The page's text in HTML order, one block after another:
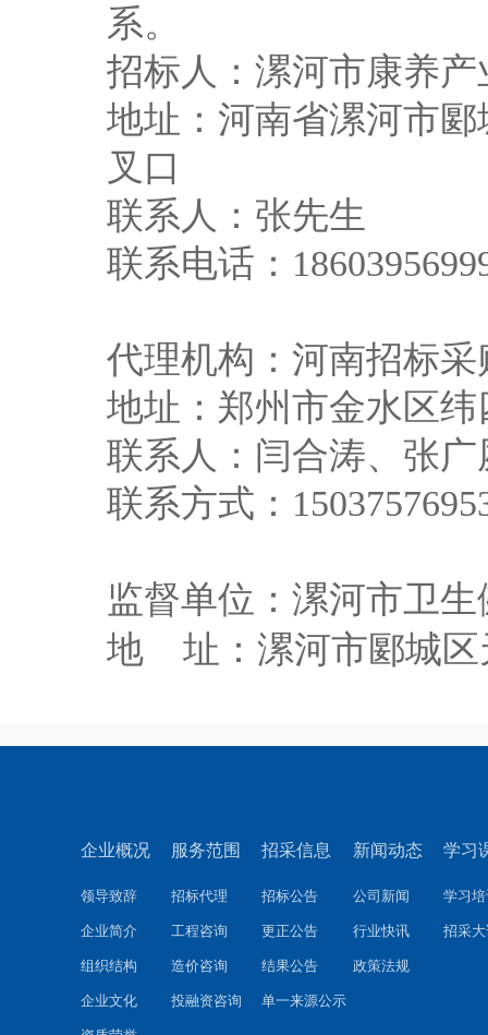
系。
招标人：漯河市康养
地址：河南省漯河市
叉口
联系人：张先生
联系电话 ：
代理机构：河南招标
地址：郑州市金水区纬
联系人：闫合涛、张
联系方式 ： 1503757695
监督单位：漯河市卫
地
址：漯河市郾城
企业概况
领导致辞
企业简介
组织结构
企业文化
服务范围
招标代理
工程咨询
造价咨询
投融资咨询
招采信息
招标公告
更正公告
结果公告
单一来源公示
新闻动态
公司新闻
行业快讯
政策法规
学习
学习
招采